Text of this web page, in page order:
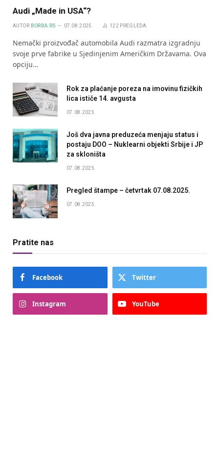
Audi „Made in USA“?
AUTOR BORBA.RS 07.08.2025. 122 PREGLEDA
Nemački proizvođač automobila Audi razmatra izgradnju
svoje prve fabrike u Sjedinjenim Američkim Državama. Ova
opciju…
Rok za plaćanje poreza na imovinu fizičkih
lica ističe 14. avgusta
07.08.2025.
Još dva javna preduzeća menjaju status i
postaju DOO – Nuklearni objekti Srbije i JP
za skloništa
07.08.2025.
Pregled štampe – četvrtak 07.08.2025.
07.08.2025.
Pratite nas
Facebook Twitter
Instagram YouTube